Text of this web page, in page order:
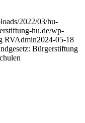
2022/03/hu-
hu.de/wp-
RVAdmin2024-05-18
Bürgerstiftung